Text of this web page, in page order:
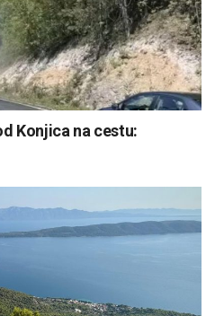
Konjica na cestu: